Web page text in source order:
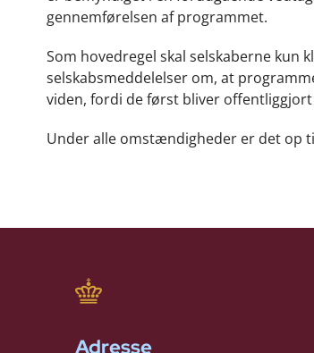
gennemførelsen af programmet.
Som hovedregel skal selskaberne kun
selskabsmeddelelser om, at
viden, fordi de først bliver
Under alle omstændigheder er det op
Adresse